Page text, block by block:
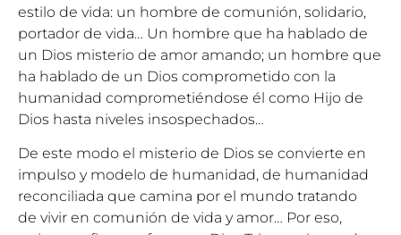
estilo de vida: un hombre de comunión, solidario,
portador de vida… Un hombre que ha hablado de
un Dios misterio de amor amando; un hombre que
ha hablado de un Dios comprometido con la
humanidad comprometiéndose él como Hijo de
Dios hasta niveles insospechados…
De este modo el misterio de Dios se convierte en
impulso y modelo de humanidad, de humanidad
reconciliada que camina por el mundo tratando
de vivir en comunión de vida y amor… Por eso,